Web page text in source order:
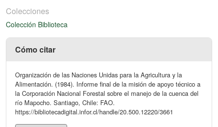
Colecciones
Colección Biblioteca
Cómo citar
Organización de las Naciones Unidas para la Agricultura y la
Alimentación. (1984). Informe final de la misión de apoyo técnico a
la Corporación Nacional Forestal sobre el manejo de la cuenca del
río Mapocho. Santiago, Chile: FAO.
https://bibliotecadigital.infor.cl/handle/20.500.12220/3661